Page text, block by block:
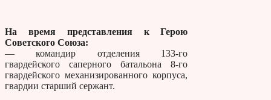
На время представления к Герою
Советского Союза:
— командир отделения 133-го
гвардейского саперного батальона 8-го
гвардейского механизированного корпуса,
гвардии старший сержант.